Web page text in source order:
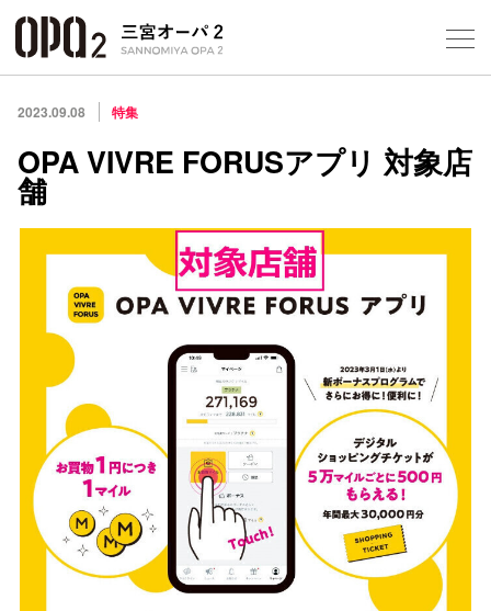
2023.09.08 特集
OPA VIVRE FORUSアプリ 対象店
舗
ショッ
アクセ
スタッ
電話で
公式SNS